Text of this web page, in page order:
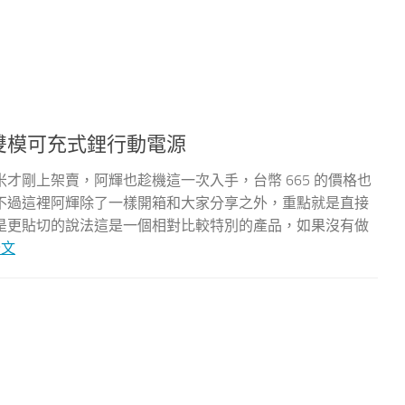
可充式鋰行動電源
剛上架賣，阿輝也趁機這一次入手，台幣 665 的價格也
這裡阿輝除了一樣開箱和大家分享之外，重點就是直接
貼切的說法這是一個相對比較特別的產品，如果沒有做